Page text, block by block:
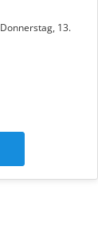
Donnerstag, 13.